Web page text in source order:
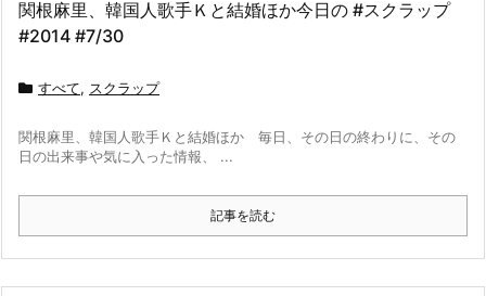
関根麻里、韓国人歌手Ｋと結婚ほか今日の #スクラップ
#2014 #7/30
すべて, スクラップ
関根麻里、韓国人歌手Ｋと結婚ほか 毎日、その日の終わりに、その
日の出来事や気に入った情報、 ...
記事を読む